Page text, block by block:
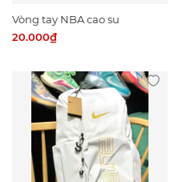
Vòng tay NBA cao su
20.000₫